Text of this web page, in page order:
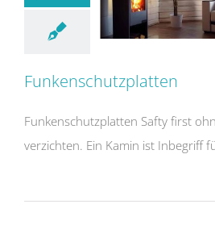
Funkenschutzplatten
Funkenschutzplatten Safty first
verzichten. Ein Kamin ist Inbegriff